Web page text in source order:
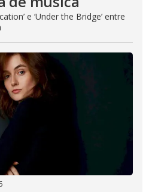
e ‘Under the Bridge’ entre